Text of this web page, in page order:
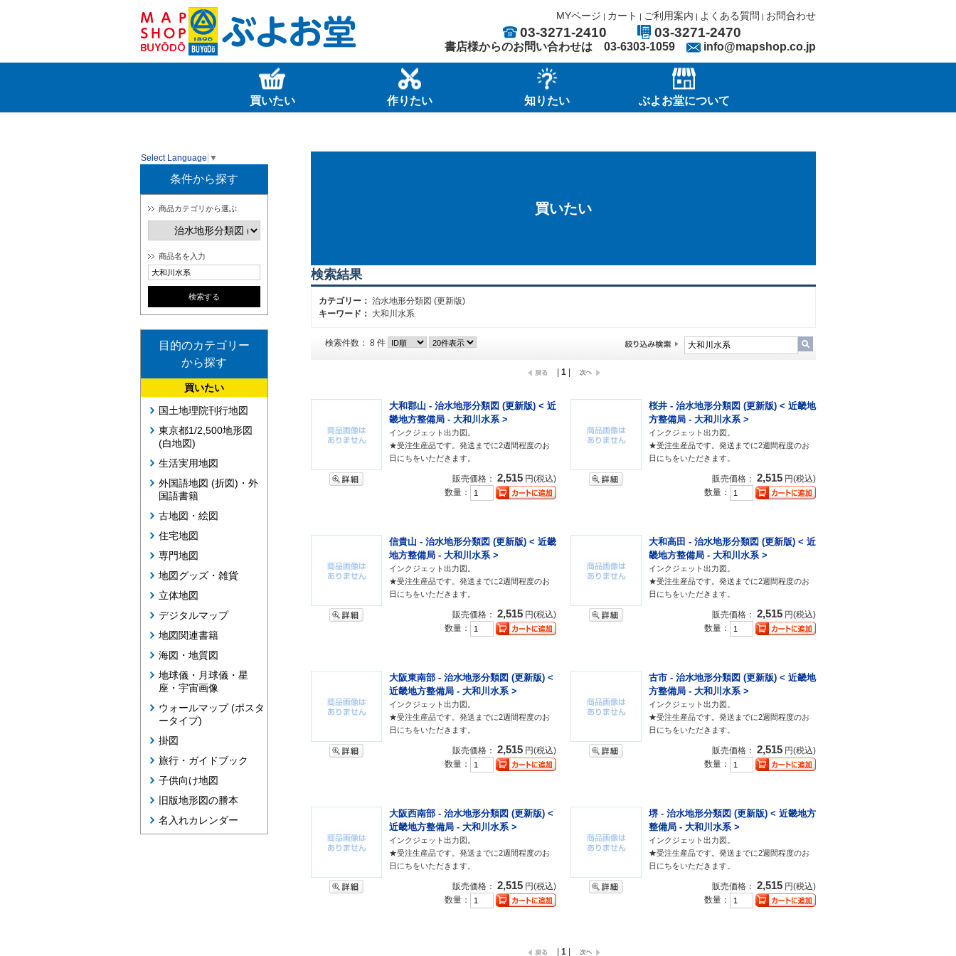
MYページ | カート | ご利用案内 | よくある質問 | お問合わせ
03-3271-2410 03-3271-2470
書店様からのお問い合わせは 03-6303-1059 info@mapshop.co.jp
買いたい 作りたい 知りたい ぶよお堂について
Select Language ▼
条件から探す
商品カテゴリから選ぶ
商品名を入力
目的のカテゴリー
から探す
買いたい
国土地理院刊行地図
東京都1/2,500地形図
(白地図)
生活実用地図
外国語地図 (折図)・外
国語書籍
古地図・絵図
住宅地図
専門地図
地図グッズ・雑貨
立体地図
デジタルマップ
地図関連書籍
海図・地質図
地球儀・月球儀・星
座・宇宙画像
ウォールマップ (ポスタ
ータイプ)
掛図
旅行・ガイドブック
子供向け地図
旧版地形図の謄本
名入れカレンダー
買いたい
検索結果
カテゴリー： 治水地形分類図 (更新版)
キーワード： 大和川水系
検索件数： 8 件
1|
大和郡山 - 治水地形分類図 (更新版) < 近
畿地方整備局 - 大和川水系 >
インクジェット出力図。
★受注生産品です。発送までに2週間程度のお
日にちをいただきます。
販売価格： 2,515 円(税込)
数量：
桜井 - 治水地形分類図 (更新版) < 近畿地
方整備局 - 大和川水系 >
インクジェット出力図。
★受注生産品です。発送までに2週間程度のお
日にちをいただきます。
販売価格： 2,515 円(税込)
数量：
信貴山 - 治水地形分類図 (更新版) < 近畿
地方整備局 - 大和川水系 >
インクジェット出力図。
★受注生産品です。発送までに2週間程度のお
日にちをいただきます。
販売価格： 2,515 円(税込)
数量：
大和高田 - 治水地形分類図 (更新版) < 近
畿地方整備局 - 大和川水系 >
インクジェット出力図。
★受注生産品です。発送までに2週間程度のお
日にちをいただきます。
販売価格： 2,515 円(税込)
数量：
大阪東南部 - 治水地形分類図 (更新版) <
近畿地方整備局 - 大和川水系 >
インクジェット出力図。
★受注生産品です。発送までに2週間程度のお
日にちをいただきます。
販売価格： 2,515 円(税込)
数量：
古市 - 治水地形分類図 (更新版) < 近畿地
方整備局 - 大和川水系 >
インクジェット出力図。
★受注生産品です。発送までに2週間程度のお
日にちをいただきます。
販売価格： 2,515 円(税込)
数量：
大阪西南部 - 治水地形分類図 (更新版) <
近畿地方整備局 - 大和川水系 >
インクジェット出力図。
★受注生産品です。発送までに2週間程度のお
日にちをいただきます。
販売価格： 2,515 円(税込)
数量：
堺 - 治水地形分類図 (更新版) < 近畿地方
整備局 - 大和川水系 >
インクジェット出力図。
★受注生産品です。発送までに2週間程度のお
日にちをいただきます。
販売価格： 2,515 円(税込)
数量：
| 1|